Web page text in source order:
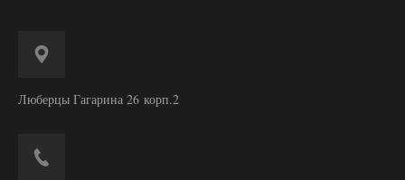
Люберцы Гагарина 26 корп.2